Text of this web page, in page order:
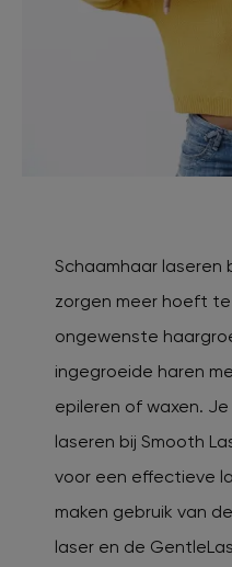
Schaamhaar
zorgen meer hoeft
ongewenste
ingegroeide haren
epileren of waxen.
laseren bij Smooth
voor een effectieve
maken gebruik van
laser en de